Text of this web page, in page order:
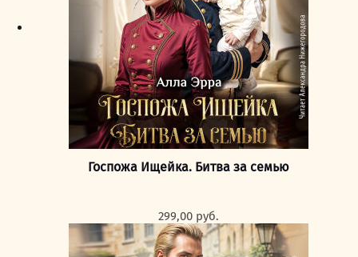
Госпожа Ищейка. Битва за семью
299,00 руб.